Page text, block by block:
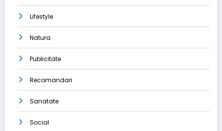
Lifestyle
Natura
Publicitate
Recomandari
Sanatate
Social